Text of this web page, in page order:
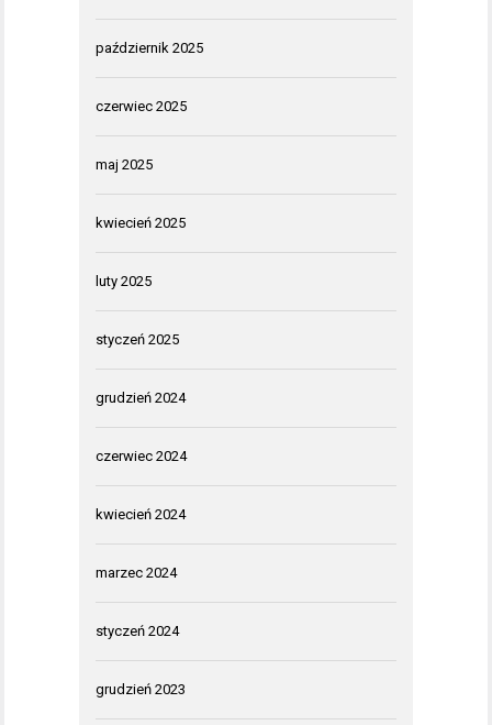
październik 2025
czerwiec 2025
maj 2025
kwiecień 2025
luty 2025
styczeń 2025
grudzień 2024
czerwiec 2024
kwiecień 2024
marzec 2024
styczeń 2024
grudzień 2023